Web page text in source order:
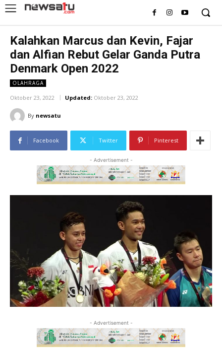
Kalahkan Marcus dan Kevin, Fajar
dan Alfian Rebut Gelar Ganda Putra
Denmark Open 2022
OLAHRAGA
Oktober 23, 2022 Updated: Oktober 23, 2022
By newsatu
Facebook Twitter Pinterest
- Advertisement -
- Advertisement -